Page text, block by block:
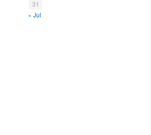
31
« Jul